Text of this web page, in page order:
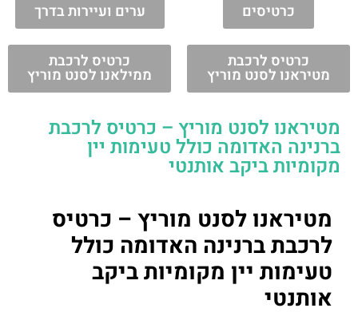
כרטיסים ערים ועיירות בדרך
כרטיס לרכבת
מטיראנו לסנט מוריץ
כרטיס לרכבת
ממילאנו לסנט מוריץ
מטיראנו לסנט מוריץ – כרטיס לרכבת
ברנינה האדומה כולל טעימות יין
מקומיות ביקב אותנטי
מטיראנו לסנט מוריץ – כרטיס
לרכבת ברנינה האדומה כולל
טעימות יין מקומיות ביקב
אותנטי